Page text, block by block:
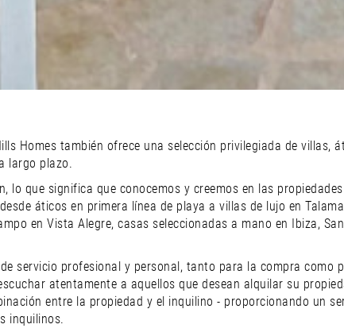
Homes también ofrece una selección privilegiada de villas,
largo plazo.
lo que significa que conocemos y creemos en las
áticos en primera línea de playa a villas de lujo en
en Vista Alegre, casas seleccionadas a mano en Ibiza,
servicio profesional y personal, tanto para la compra como
atentamente a aquellos que desean alquilar su
entre la propiedad y el inquilino - proporcionando un
inquilinos.